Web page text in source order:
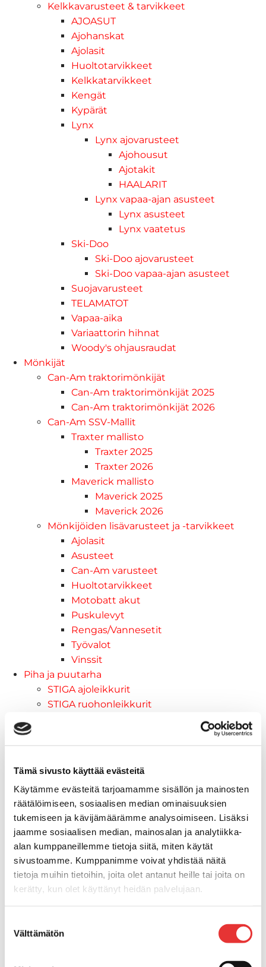
Tämä sivusto käyttää evästeitä
Käytämme evästeitä tarjoamamme sisällön ja mainosten
räätälöimiseen, sosiaalisen median ominaisuuksien
tukemiseen ja kävijämäärämme analysoimiseen. Lisäksi
jaamme sosiaalisen median, mainosalan ja analytiikka-
alan kumppaneillemme tietoja siitä, miten käytät
sivustoamme. Kumppanimme voivat yhdistää näitä
tietoja muihin tietoihin, joita olet antanut heille tai joita on
kerätty, kun olet käyttänyt heidän palvelujaan.
valinta
Välttämätön
Kelkkavarusteet & tarvikkeet
AJOASUT
Ajohanskat
Ajolasit
Huoltotarvikkeet
Kelkkatarvikkeet
Kengät
Kypärät
Lynx
Lynx ajovarusteet
Ajohousut
Ajotakit
HAALARIT
Lynx vapaa-ajan asusteet
Lynx asusteet
Lynx vaatetus
Ski-Doo
Ski-Doo ajovarusteet
Ski-Doo vapaa-ajan asusteet
Suojavarusteet
TELAMATOT
Vapaa-aika
Variaattorin hihnat
Woody's ohjausraudat
Mönkijät
Can-Am traktorimönkijät
Can-Am traktorimönkijät 2025
Can-Am traktorimönkijät 2026
Can-Am SSV-Mallit
Traxter mallisto
Traxter 2025
Traxter 2026
Maverick mallisto
Maverick 2025
Maverick 2026
Mönkijöiden lisävarusteet ja -tarvikkeet
Ajolasit
Asusteet
Can-Am varusteet
Huoltotarvikkeet
Motobatt akut
Puskulevyt
Rengas/Vannesetit
Työvalot
Vinssit
Piha ja puutarha
STIGA ajoleikkurit
STIGA ruohonleikkurit
STIGA lumilingot
Hupparit
Takit
Ajolasit
Aurinkolasit
Tarjoukset
Poistotuotteet
Maritim venetarvikkeet